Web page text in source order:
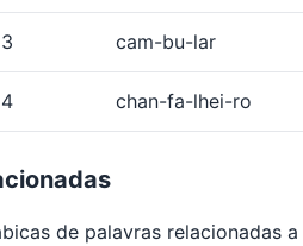
3 cam-bu-lar
4 chan-fa-lhei-ro
de palavras relacionadas a